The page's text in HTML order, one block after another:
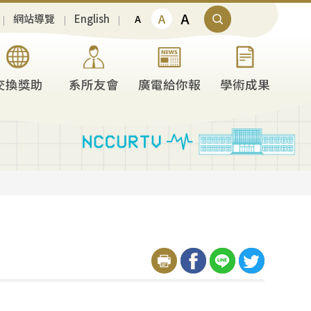
網站導覽 English A A A
換獎助 系所友會 廣電給你報 學術成果